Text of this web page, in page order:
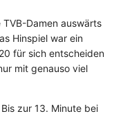
Damen auswärts
Hinspiel war ein
für sich entscheiden
mit genauso viel
zur 13. Minute bei